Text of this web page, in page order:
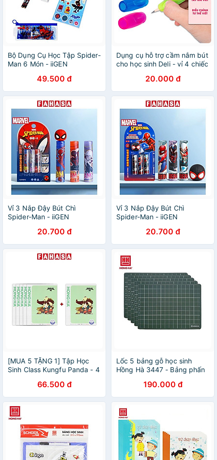
Bộ Dụng Cụ Học Tập Spider-
Man 6 Món - iiGEN
49.500 đ
Dụng cụ hỗ trợ cầm nắm bút
cho học sinh Deli - vỉ 4 chiếc
20.000 đ
Vỉ 3 Nắp Đậy Bút Chì
Spider-Man - iiGEN
20.700 đ
Vỉ 3 Nắp Đậy Bút Chì
Spider-Man - iiGEN
20.700 đ
[MUA 5 TẶNG 1] Tập Học
Sinh Class Kungfu Panda - 4
Hồng Hà 0332 - Màu Xanh
Lá
66.500 đ
Lốc 5 bảng gỗ học sinh
Hồng Hà 3447 - Bảng phấn
190.000 đ